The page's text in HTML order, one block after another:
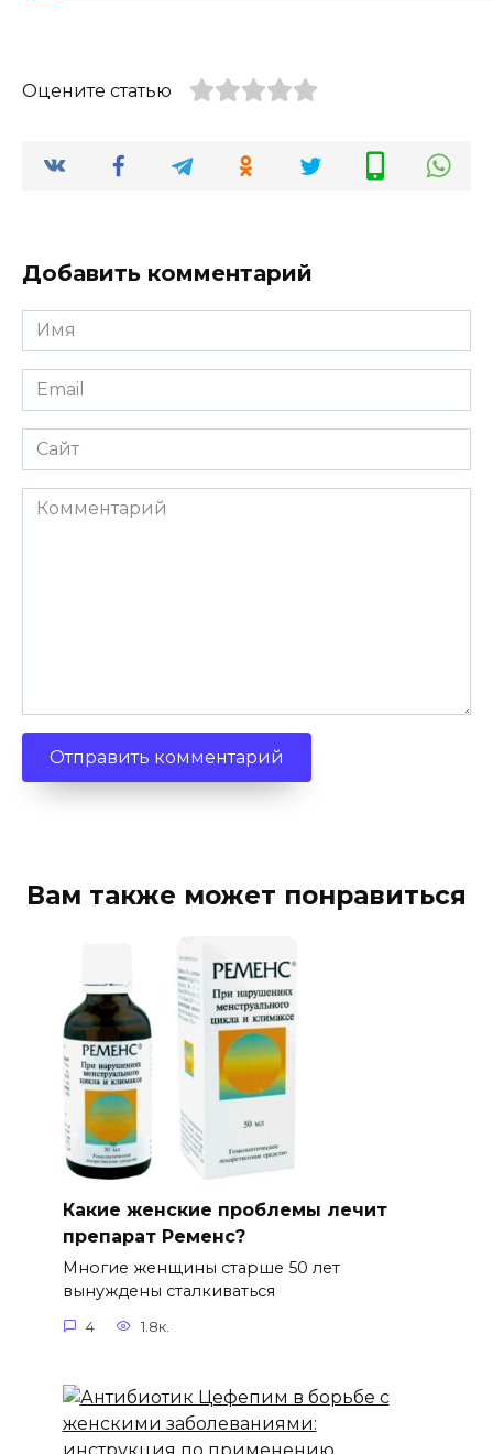
Оцените статью
Добавить комментарий
Имя
*
Email
*
Сайт
Комментарий
Вам также может понравиться
Какие женские проблемы лечит
препарат Ременс?
Многие женщины старше 50 лет
вынуждены сталкиваться
4 1.8к.